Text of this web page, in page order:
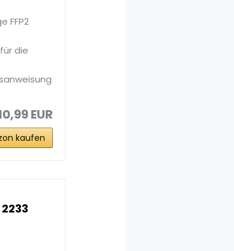
FFP2
die
EUR
kaufen